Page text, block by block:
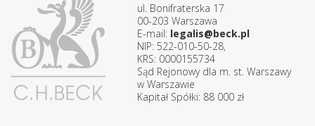
ul. Bonifraterska 17
00-203 Warszawa
E-mail: legalis@beck.pl
NIP: 522-010-50-28,
KRS: 0000155734
Sąd Rejonowy dla m. st. Warszawy
w Warszawie
Kapitał Spółki: 88 000 zł